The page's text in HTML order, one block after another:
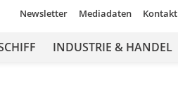
Newsletter Mediadaten Kontakt
INDUSTRIE & HANDEL